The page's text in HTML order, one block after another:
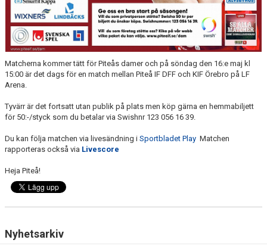
Matcherna kommer tätt för Piteås damer och på söndag den 16:e maj kl
15:00 är det dags för en match mellan Piteå IF DFF och KIF Örebro på LF
Arena.
Tyvärr är det fortsatt utan publik på plats men köp gärna en hemmabiljett
för 50:-/styck som du betalar via Swishnr 123 056 16 39.
Du kan följa matchen via livesändning i Sportbladet Play Matchen
rapporteras också via Livescore
Heja Piteå!
Nyhetsarkiv